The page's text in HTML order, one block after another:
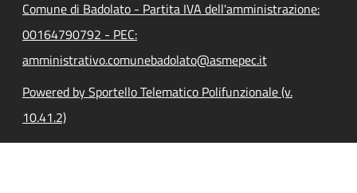
Comune di Badolato - Partita IVA dell'amministrazione:
00164790792 - PEC:
amministrativo.comunebadolato@asmepec.it
Powered by Sportello Telematico Polifunzionale (v.
10.41.2)